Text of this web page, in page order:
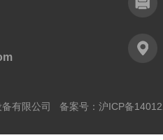
有限公司 备案号： 沪ICP备